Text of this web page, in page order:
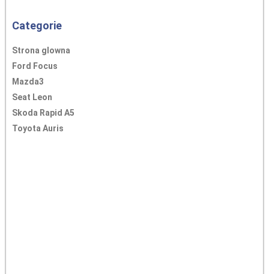
Categorie
Strona glowna
Ford Focus
Mazda3
Seat Leon
Skoda Rapid A5
Toyota Auris